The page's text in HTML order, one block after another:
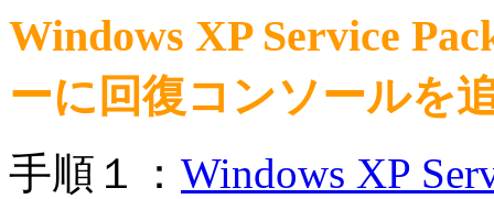
Windows XP Service
ーに回復コンソールを
手順１： Windows XP